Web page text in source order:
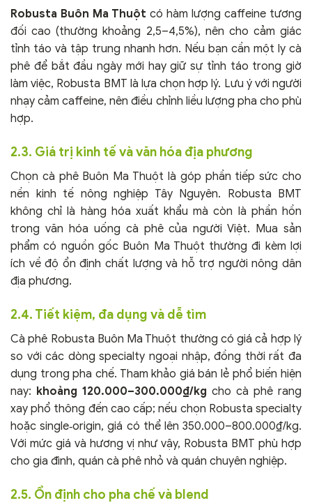
Robusta Buôn Ma Thuột có hàm lượng caffeine tương
đối cao (thường khoảng 2,5–4,5%), nên cho cảm giác
tỉnh táo và tập trung nhanh hơn. Nếu bạn cần một ly cà
phê để bắt đầu ngày mới hay giữ sự tỉnh táo trong giờ
làm việc, Robusta BMT là lựa chọn hợp lý. Lưu ý với người
nhạy cảm caffeine, nên điều chỉnh liều lượng pha cho phù
hợp.
2.3. Giá trị kinh tế và văn hóa địa phương
Chọn cà phê Buôn Ma Thuột là góp phần tiếp sức cho
nền kinh tế nông nghiệp Tây Nguyên. Robusta BMT
không chỉ là hàng hóa xuất khẩu mà còn là phần hồn
trong văn hóa uống cà phê của người Việt. Mua sản
phẩm có nguồn gốc Buôn Ma Thuột thường đi kèm lợi
ích về độ ổn định chất lượng và hỗ trợ người nông dân
địa phương.
2.4. Tiết kiệm, đa dụng và dễ tìm
Cà phê Robusta Buôn Ma Thuột thường có giá cả hợp lý
so với các dòng specialty ngoại nhập, đồng thời rất đa
dụng trong pha chế. Tham khảo giá bán lẻ phổ biến hiện
nay: khoảng 120.000–300.000₫/kg cho cà phê rang
xay phổ thông đến cao cấp; nếu chọn Robusta specialty
hoặc single‑origin, giá có thể lên 350.000–800.000₫/kg.
Với mức giá và hương vị như vậy, Robusta BMT phù hợp
cho gia đình, quán cà phê nhỏ và quán chuyên nghiệp.
2.5. Ổn định cho pha chế và blend